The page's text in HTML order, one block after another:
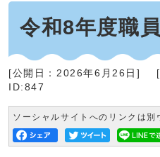
令和8年度職
[公開日： 2026年6月26日 ]
ID:847
ソーシャルサイトへのリンクは別